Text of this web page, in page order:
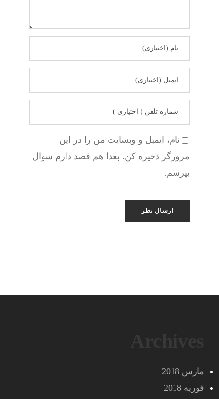
نام، ایمیل و وبسایت من را در این
مرورگر ذخیره کن. بعدا هم قصد دارم سوال
بپرسم.
مارس 2018
فوریه 2018